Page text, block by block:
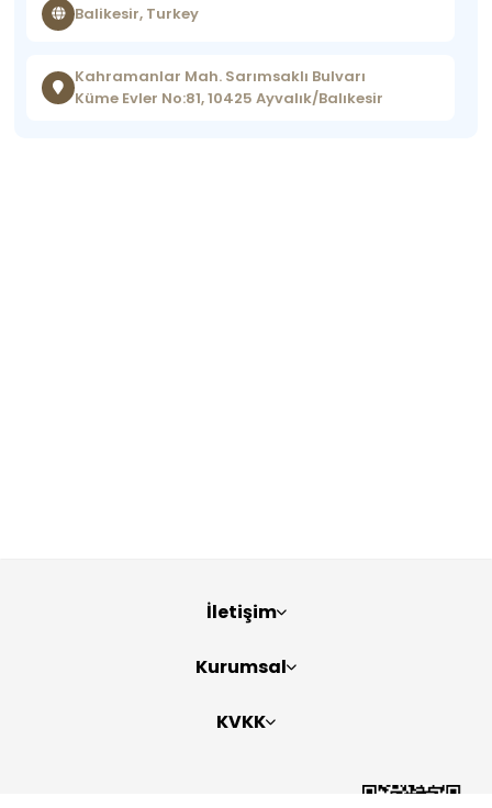
Balikesir, Turkey
Kahramanlar Mah. Sarımsaklı Bulvarı
Küme Evler No:81, 10425 Ayvalık/Balıkesir
İletişim
Kurumsal
KVKK